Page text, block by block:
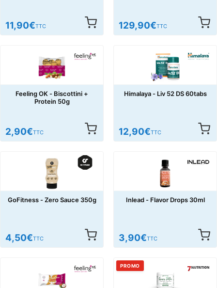
11,90€TTC 129,90€TTC
Feeling OK - Biscottini +
Protein 50g
2,90€TTC
Himalaya - Liv 52 DS 60tabs
12,90€TTC
GoFitness - Zero Sauce 350g
4,50€TTC
Inlead - Flavor Drops 30ml
3,90€TTC
PROMO